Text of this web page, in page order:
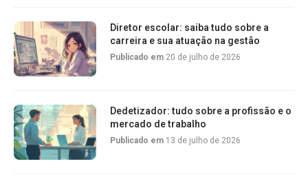
Diretor escolar: saiba tudo sobre a
carreira e sua atuação na gestão
Publicado em 20 de julho de 2026
Dedetizador: tudo sobre a profissão e o
mercado de trabalho
Publicado em 13 de julho de 2026